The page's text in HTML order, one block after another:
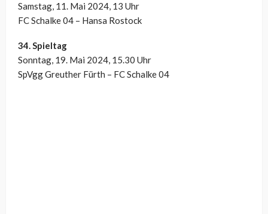
Samstag, 11. Mai 2024, 13 Uhr
FC Schalke 04 – Hansa Rostock
34. Spieltag
Sonntag, 19. Mai 2024, 15.30 Uhr
SpVgg Greuther Fürth – FC Schalke 04